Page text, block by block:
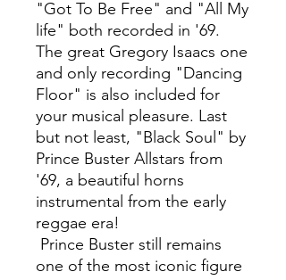
"Got To Be Free" and "All My
life" both recorded in '69.
The great Gregory Isaacs one
and only recording "Dancing
Floor" is also included for
your musical pleasure. Last
but not least, "Black Soul" by
Prince Buster Allstars from
'69, a beautiful horns
instrumental from the early
reggae era!
Prince Buster still remains
one of the most iconic figure